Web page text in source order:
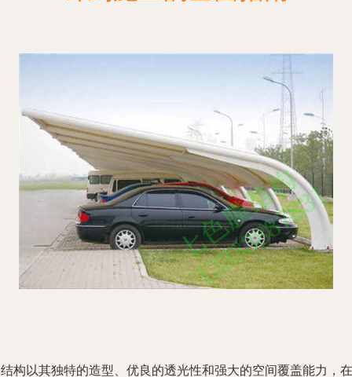
构以其独特的造型、优良的透光性和强大的空间覆盖能力，在